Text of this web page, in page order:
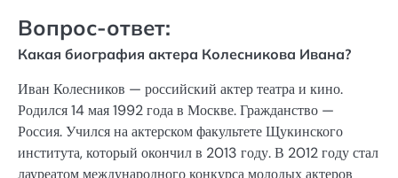
Вопрос-ответ:
Какая биография актера Колесникова Ивана?
Иван Колесников — российский актер театра и кино.
Родился 14 мая 1992 года в Москве. Гражданство —
Россия. Учился на актерском факультете Щукинского
института, который окончил в 2013 году. В 2012 году стал